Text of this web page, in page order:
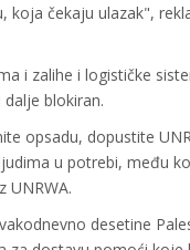
koja čekaju ulazak",
i zalihe i logističke
blokiran.
opsadu, dopustite
u potrebi, među
UNRWA.
desetine